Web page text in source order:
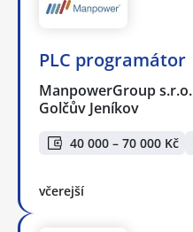
PLC programátor
ManpowerGroup s.r.o.
Golčův Jeníkov
40 000 – 70 000 Kč
včerejší